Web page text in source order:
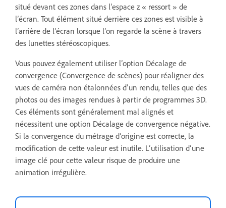
situé devant ces zones dans l’espace z « ressort » de
l’écran. Tout élément situé derrière ces zones est visible à
l’arrière de l’écran lorsque l’on regarde la scène à travers
des lunettes stéréoscopiques.
Vous pouvez également utiliser l’option Décalage de
convergence (Convergence de scènes) pour réaligner des
vues de caméra non étalonnées d’un rendu, telles que des
photos ou des images rendues à partir de programmes 3D.
Ces éléments sont généralement mal alignés et
nécessitent une option Décalage de convergence négative.
Si la convergence du métrage d’origine est correcte, la
modification de cette valeur est inutile. L’utilisation d’une
image clé pour cette valeur risque de produire une
animation irrégulière.